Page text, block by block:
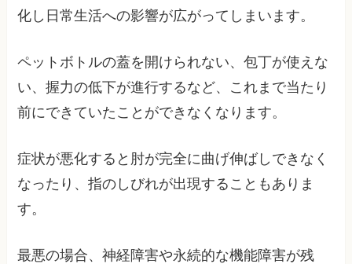
化し日常生活への影響が広がってしまいます。
ペットボトルの蓋を開けられない、包丁が使えな
い、握力の低下が進行するなど、これまで当たり
前にできていたことができなくなります。
症状が悪化すると肘が完全に曲げ伸ばしできなく
なったり、指のしびれが出現することもありま
す。
最悪の場合、神経障害や永続的な機能障害が残